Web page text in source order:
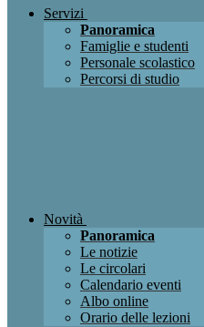
Servizi
Panoramica
Famiglie e studenti
Personale scolastico
Percorsi di studio
Novità
Panoramica
Le notizie
Le circolari
Calendario eventi
Albo online
Orario delle lezioni